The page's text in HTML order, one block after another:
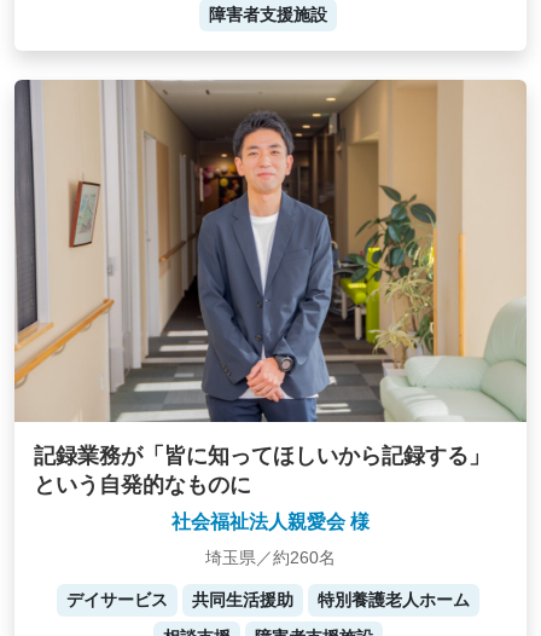
障害者支援施設
記録業務が「皆に知ってほしいから記録する」
という自発的なものに
社会福祉法人親愛会 様
埼玉県／約260名
デイサービス 共同生活援助
特別養護老人ホーム